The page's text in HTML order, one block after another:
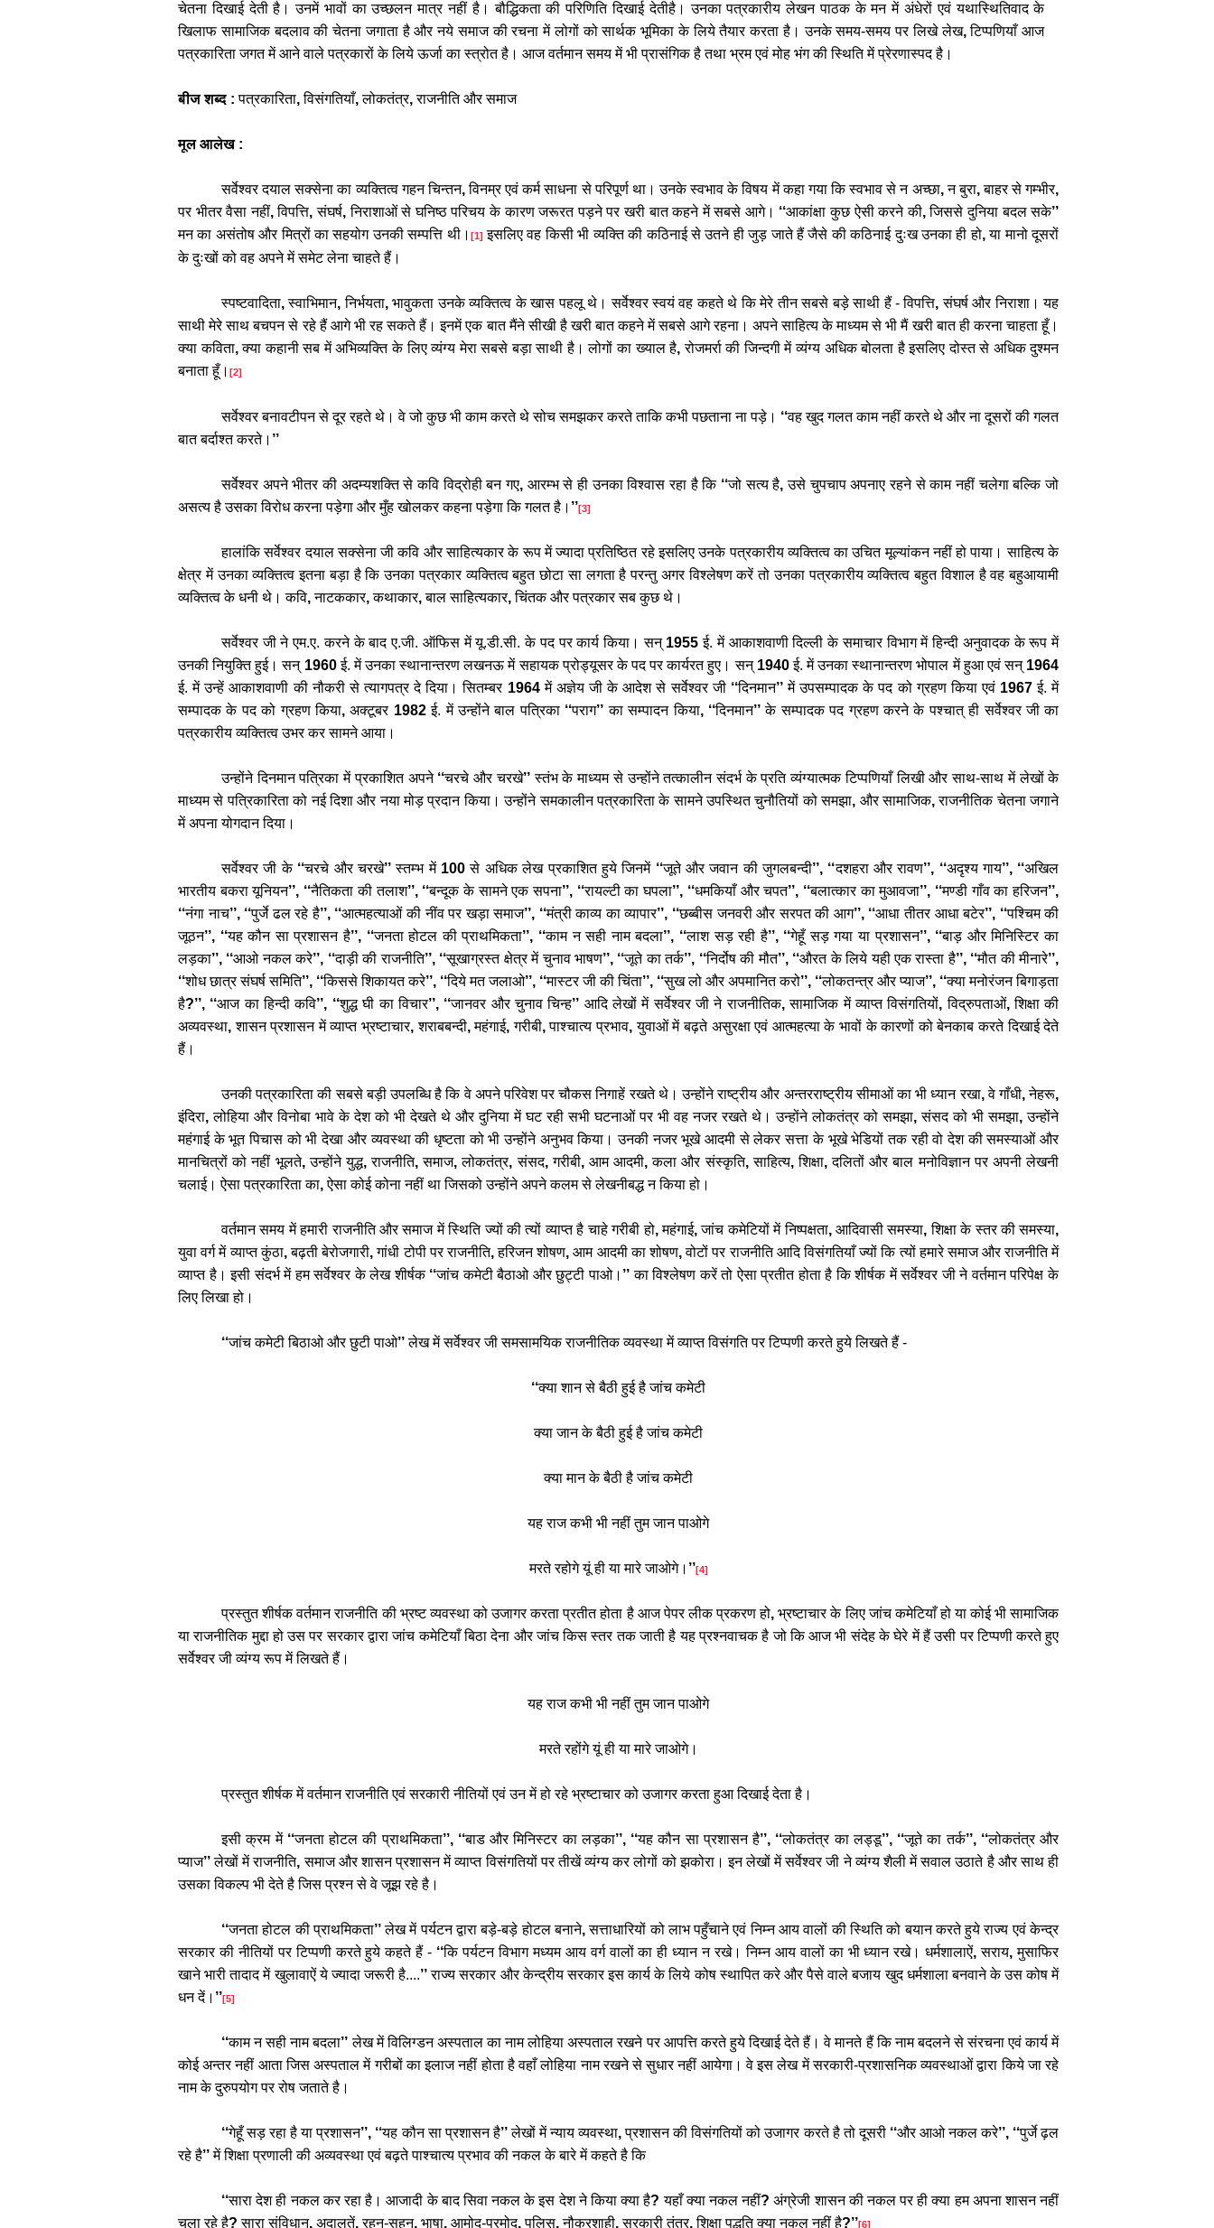
चेतना दिखाई देती है। उनमें भावों का उच्छलन मात्र नहीं है। बौद्धिकता की परिणिति दिखाई देतीहै। उनका पत्रकारीय लेखन पाठक के मन में अंधेरों एवं यथास्थितिवाद के
खिलाफ सामाजिक बदलाव की चेतना जगाता है और नये समाज की रचना में लोगों को सार्थक भूमिका के लिये तैयार करता है। उनके समय-समय पर लिखे लेख,टिप्पणियाँ आज
पत्रकारिता जगत में आने वाले पत्रकारों के लिये ऊर्जा का स्त्रोत है। आज वर्तमान समय में भी प्रासंगिक है तथा भ्रम एवं मोह भंग की स्थिति में प्रेरणास्पद है।
बीज शब्‍द : पत्रकारिता,विसंगतियाँ,लोकतंत्र,राजनीति और समाज
मूल आलेख:
सर्वेश्वर दयाल सक्सेना का व्यक्तित्व गहन चिन्तन,विनम्र एवं कर्म साधना से परिपूर्ण था। उनके स्वभाव के विषय में कहा गया कि स्वभाव से न अच्छा,न बुरा,बाहर से गम्भीर,
पर भीतर वैसा नहीं,विपत्ति,संघर्ष,निराशाओं से घनिष्ठ परिचय के कारण जरूरत पड़ने पर खरी बात कहने में सबसे आगे। ‘‘आकांक्षा कुछ ऐसी करने की,जिससे दुनिया बदल सके’’
मन का असंतोष और मित्रों का सहयोग उनकी सम्पत्ति थी। [1] इसलिए वह किसी भी व्यक्ति की कठिनाई से उतने ही जुड़ जाते हैं जैसे की कठिनाई दुःख उनका ही हो,या मानो दूसरों
के दुःखों को वह अपने में समेट लेना चाहते हैं।
स्पष्टवादिता,स्वाभिमान,निर्भयता,भावुकता उनके व्यक्तित्व के खास पहलू थे। सर्वेश्वर स्वयं वह कहते थे कि मेरे तीन सबसे बड़े साथी हैं-विपत्ति,संघर्ष और निराशा। यह
साथी मेरे साथ बचपन से रहे हैं आगे भी रह सकते हैं। इनमें एक बात मैंने सीखी है खरी बात कहने में सबसे आगे रहना। अपने साहित्य के माध्यम से भी मैं खरी बात ही करना चाहता हूँ।
क्या कविता,क्या कहानी सब में अभिव्यक्ति के लिए व्यंग्य मेरा सबसे बड़ा साथी है। लोगों का ख्याल है,रोजमर्रा की जिन्दगी में व्यंग्य अधिक बोलता है इसलिए दोस्त से अधिक दुश्मन
बनाता हूँ। [2]
सर्वेश्वर बनावटीपन से दूर रहते थे। वे जो कुछ भी काम करते थे सोच समझकर करते ताकि कभी पछताना ना पड़े। ‘‘वह खुद गलत काम नहीं करते थे और ना दूसरों की गलत
बात बर्दाश्त करते। ’’
सर्वेश्वर अपने भीतर की अदम्यशक्ति से कवि विद्रोही बन गए, आरम्भ से ही उनका विश्वास रहा है कि ‘‘जो सत्य है,उसे चुपचाप अपनाए रहने से काम नहीं चलेगा बल्कि जो
असत्य है उसका विरोध करना पड़ेगा और मुँह खोलकर कहना पड़ेगा कि गलत है। ’’[3]
हालांकि सर्वेश्वर दयाल सक्सेना जी कवि और साहित्यकार के रूप में ज्यादा प्रतिष्ठित रहे इसलिए उनके पत्रकारीय व्यक्तित्व का उचित मूल्यांकन नहीं हो पाया। साहित्य के
क्षेत्र में उनका व्यक्तित्व इतना बड़ा है कि उनका पत्रकार व्यक्तित्व बहुत छोटा सा लगता है परन्तु अगर विश्लेषण करें तो उनका पत्रकारीय व्यक्तित्व बहुत विशाल है वह बहुआयामी
व्यक्तित्व के धनी थे। कवि,नाटककार,कथाकार,बाल साहित्यकार,चिंतक और पत्रकार सब कुछ थे।
सर्वेश्वर जी ने एम.ए.करने के बाद ए.जी. ऑफिस में यू.डी.सी.के पद पर कार्य किया। सन् 1955 ई.में आकाशवाणी दिल्ली के समाचार विभाग में हिन्दी अनुवादक के रूप में
उनकी नियुक्ति हुई। सन् 1960 ई.में उनका स्थानान्तरण लखनऊ में सहायक प्रोड्यूसर के पद पर कार्यरत हुए। सन् 1940 ई.में उनका स्थानान्तरण भोपाल में हुआ एवं सन् 1964
ई.में उन्हें आकाशवाणी की नौकरी से त्यागपत्र दे दिया। सितम्बर 1964 में अज्ञेय जी के आदेश से सर्वेश्वर जी ‘‘दिनमान’’में उपसम्पादक के पद को ग्रहण किया एवं 1967 ई.में
सम्पादक के पद को ग्रहण किया,अक्टूबर 1982 ई.में उन्होंने बाल पत्रिका ‘‘पराग’’का सम्पादन किया, ‘‘दिनमान’’के सम्पादक पद ग्रहण करने के पश्चात् ही सर्वेश्वर जी का
पत्रकारीय व्यक्तित्व उभर कर सामने आया।
उन्होंने दिनमान पत्रिका में प्रकाशित अपने ‘‘चरचे और चरखे’’स्तंभ के माध्यम से उन्होंने तत्कालीन संदर्भ के प्रति व्यंग्यात्मक टिप्पणियाँ लिखी और साथ-साथ में लेखों के
माध्यम से पत्रिकारिता को नई दिशा और नया मोड़ प्रदान किया। उन्होंने समकालीन पत्रकारिता के सामने उपस्थित चुनौतियों को समझा, और सामाजिक,राजनीतिक चेतना जगाने
में अपना योगदान दिया।
सर्वेश्वर जी के ‘‘चरचे और चरखे’’स्तम्भ में 100 से अधिक लेख प्रकाशित हुये जिनमें ‘‘जूते और जवान की जुगलबन्दी’’, ‘‘दशहरा और रावण’’, ‘‘अदृश्य गाय’’, ‘‘अखिल
भारतीय बकरा यूनियन’’, ‘‘नैतिकता की तलाश’’, ‘‘बन्दूक के सामने एक सपना’’, ‘‘रायल्टी का घपला’’, ‘‘धमकियाँ और चपत’’, ‘‘बलात्कार का मुआवजा’’, ‘‘मण्डी गाँव का हरिजन’’,
‘‘नंगा नाच’’, ‘‘पुर्जे ढल रहे है’’, ‘‘आत्महत्याओं की नींव पर खड़ा समाज’’, ‘‘मंत्री काव्य का व्यापार’’, ‘‘छब्बीस जनवरी और सरपत की आग’’, ‘‘आधा तीतर आधा बटेर’’, ‘‘पश्चिम की
जूठन’’, ‘‘यह कौन सा प्रशासन है’’, ‘‘जनता होटल की प्राथमिकता’’, ‘‘काम न सही नाम बदला’’, ‘‘लाश सड़ रही है’’, ‘‘गेहूँ सड़ गया या प्रशासन’’, ‘‘बाड़ और मिनिस्टिर का
लड़का’’, ‘‘आओ नकल करे’’, ‘‘दाड़ी की राजनीति’’, ‘‘सूखाग्रस्त क्षेत्र में चुनाव भाषण’’, ‘‘जूते का तर्क’’, ‘‘निर्दोष की मौत’’, ‘‘औरत के लिये यही एक रास्ता है’’, ‘‘मौत की मीनारे’’,
‘‘शोध छात्र संघर्ष समिति’’, ‘‘किससे शिकायत करे’’, ‘‘दिये मत जलाओ’’, ‘‘मास्टर जी की चिंता’’, ‘‘सुख लो और अपमानित करो’’, ‘‘लोकतन्त्र और प्याज’’, ‘‘क्या मनोरंजन बिगाड़ता
है?’’, ‘‘आज का हिन्दी कवि’’, ‘‘शुद्ध घी का विचार’’, ‘‘जानवर और चुनाव चिन्ह’’ आदि लेखों में सर्वेश्वर जी ने राजनीतिक,सामाजिक में व्याप्त विसंगतियों,विद्रुपताओं,शिक्षा की
अव्यवस्था,शासन प्रशासन में व्याप्त भ्रष्टाचार,शराबबन्दी,महंगाई,गरीबी,पाश्चात्य प्रभाव,युवाओं में बढ़ते असुरक्षा एवं आत्महत्या के भावों के कारणों को बेनकाब करते दिखाई देते
हैं।
उनकी पत्रकारिता की सबसे बड़ी उपलब्धि है कि वे अपने परिवेश पर चौकस निगाहें रखते थे। उन्होंने राष्ट्रीय और अन्तरराष्ट्रीय सीमाओं का भी ध्यान रखा,वे गाँधी,नेहरू,
इंदिरा,लोहिया और विनोबा भावे के देश को भी देखते थे और दुनिया में घट रही सभी घटनाओं पर भी वह नजर रखते थे। उन्होंने लोकतंत्र को समझा,संसद को भी समझा,उन्होंने
महंगाई के भूत पिचास को भी देखा और व्यवस्था की धृष्टता को भी उन्होंने अनुभव किया। उनकी नजर भूखे आदमी से लेकर सत्ता के भूखे भेडियों तक रही वो देश की समस्याओं और
मानचित्रों को नहीं भूलते,उन्होंने युद्ध,राजनीति,समाज,लोकतंत्र,संसद,गरीबी, आम आदमी,कला और संस्कृति,साहित्य,शिक्षा,दलितों और बाल मनोविज्ञान पर अपनी लेखनी
चलाई। ऐसा पत्रकारिता का,ऐसा कोई कोना नहीं था जिसको उन्होंने अपने कलम से लेखनीबद्ध न किया हो।
वर्तमान समय में हमारी राजनीति और समाज में स्थिति ज्यों की त्यों व्याप्त है चाहे गरीबी हो,महंगाई,जांच कमेटियों में निष्पक्षता, आदिवासी समस्या,शिक्षा के स्तर की समस्या,
युवा वर्ग में व्याप्त कुंठा,बढ़ती बेरोजगारी,गांधी टोपी पर राजनीति,हरिजन शोषण,आम आदमी का शोषण,वोटों पर राजनीति आदि विसंगतियाँ ज्यों कि त्यों हमारे समाज और राजनीति में
व्याप्त है। इसी संदर्भ में हम सर्वेश्वर के लेख शीर्षक ‘‘जांच कमेटी बैठाओ और छुट्टी पाओ। ’’का विश्लेषण करें तो ऐसा प्रतीत होता है कि शीर्षक में सर्वेश्वर जी ने वर्तमान परिपेक्ष के
लिए लिखा हो।
‘‘जांच कमेटी बिठाओ और छुटी पाओ’’लेख में सर्वेश्वर जी समसामयिक राजनीतिक व्यवस्था में व्याप्त विसंगति पर टिप्पणी करते हुये लिखते हैं -
‘‘क्या शान से बैठी हुई है जांच कमेटी
क्या जान के बैठी हुई है जांच कमेटी
क्या मान के बैठी है जांच कमेटी
यह राज कभी भी नहीं तुम जान पाओगे
मरते रहोगे यूं ही या मारे जाओगे। ’’[4]
प्रस्तुत शीर्षक वर्तमान राजनीति की भ्रष्ट व्यवस्था को उजागर करता प्रतीत होता है आज पेपर लीक प्रकरण हो,भ्रष्टाचार के लिए जांच कमेटियाँ हो या कोई भी सामाजिक
या राजनीतिक मुद्दा हो उस पर सरकार द्वारा जांच कमेटियाँ बिठा देना और जांच किस स्तर तक जाती है यह प्रश्नवाचक है जो कि आज भी संदेह के घेरे में हैं उसी पर टिप्पणी करते हुए
सर्वेश्वर जी व्यंग्य रूप में लिखते हैं।
यह राज कभी भी नहीं तुम जान पाओगे
मरते रहोंगे यूं ही या मारे जाओगे।
प्रस्तुत शीर्षक में वर्तमान राजनीति एवं सरकारी नीतियों एवं उन में हो रहे भ्रष्टाचार को उजागर करता हुआ दिखाई देता है।
इसी क्रम में ‘‘जनता होटल की प्राथमिकता’’, ‘‘बाड और मिनिस्टर का लड़का’’, ‘‘यह कौन सा प्रशासन है’’, ‘‘लोकतंत्र का लड्डू’’, ‘‘जूते का तर्क’’, ‘‘लोकतंत्र और
प्याज’’लेखों में राजनीति,समाज और शासन प्रशासन में व्याप्त विसंगतियों पर तीखें व्यंग्य कर लोगों को झकोरा। इन लेखों में सर्वेश्वर जी ने व्यंग्य शैली में सवाल उठाते है और साथ ही
उसका विकल्प भी देते है जिस प्रश्न से वे जूझ रहे है।
‘‘जनता होटल की प्राथमिकता’’लेख में पर्यटन द्वारा बड़े-बड़े होटल बनाने,सत्ताधारियों को लाभ पहुँचाने एवं निम्न आय वालों की स्थिति को बयान करते हुये राज्य एवं केन्द्र
सरकार की नीतियों पर टिप्पणी करते हुये कहते हैं - ‘‘कि पर्यटन विभाग मध्यम आय वर्ग वालों का ही ध्यान न रखे। निम्न आय वालों का भी ध्यान रखे। धर्मशालाऐं,सराय,मुसाफिर
खाने भारी तादाद में खुलावाऐं ये ज्यादा जरूरी है....’’राज्य सरकार और केन्द्रीय सरकार इस कार्य के लिये कोष स्थापित करे और पैसे वाले बजाय खुद धर्मशाला बनवाने के उस कोष में
धन दें। ’’[5]
‘‘काम न सही नाम बदला’’लेख में विलिग्डन अस्पताल का नाम लोहिया अस्पताल रखने पर आपत्ति करते हुये दिखाई देते हैं। वे मानते हैं कि नाम बदलने से संरचना एवं कार्य में
कोई अन्तर नहीं आता जिस अस्पताल में गरीबों का इलाज नहीं होता है वहाँ लोहिया नाम रखने से सुधार नहीं आयेगा। वे इस लेख में सरकारी-प्रशासनिक व्यवस्थाओं द्वारा किये जा रहे
नाम के दुरुपयोग पर रोष जताते है।
‘‘गेहूँ सड़ रहा है या प्रशासन’’, ‘‘यह कौन सा प्रशासन है’’लेखों में न्याय व्यवस्था,प्रशासन की विसंगतियों को उजागर करते है तो दूसरी ‘‘और आओ नकल करे’’, ‘‘पुर्जे ढ़ल
रहे है’’में शिक्षा प्रणाली की अव्यवस्था एवं बढ़ते पाश्चात्य प्रभाव की नकल के बारे में कहते है कि
‘‘सारा देश ही नकल कर रहा है। आजादी के बाद सिवा नकल के इस देश ने किया क्या है?यहाँ क्या नकल नहीं?अंग्रेजी शासन की नकल पर ही क्या हम अपना शासन नहीं
चला रहे है?सारा संविधान, अदालतें,रहन-सहन, भाषा, आमोद-प्रमोद,पुलिस,नौकरशाही,सरकारी तंत्र,शिक्षा पद्धति क्या नकल नहीं है?’’[6]